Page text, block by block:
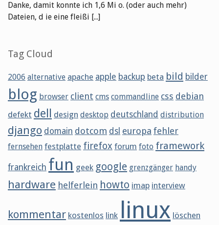
Danke, damit konnte ich 1,6 Mi o. (oder auch mehr)
Dateien, d ie eine fleißi [...]
Tag Cloud
2006 alternative apache apple backup beta bild bilder
blog browser client cms commandline css debian
defekt dell design desktop deutschland distribution
django domain dotcom dsl europa fehler
fernsehen festplatte firefox forum foto framework
frankreich fun geek google grenzgänger handy
hardware helferlein howto imap interview
kommentar kostenlos link linux löschen